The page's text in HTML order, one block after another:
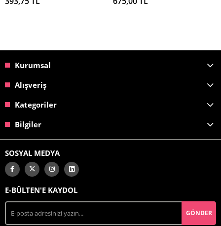
Kurumsal
Alışveriş
Kategoriler
Bilgiler
SOSYAL MEDYA
E-BÜLTEN'E KAYDOL
GÖNDER